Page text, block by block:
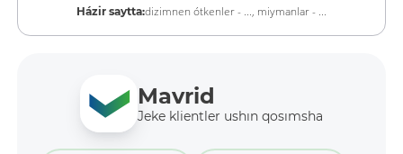
Házir saytta:dizimnen ótkenler - ..., miymanlar - ...
Mavrid
Jeke klientler ushın qosımsha